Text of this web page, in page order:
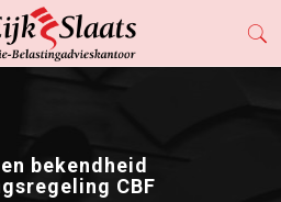
bekendheid
CBF